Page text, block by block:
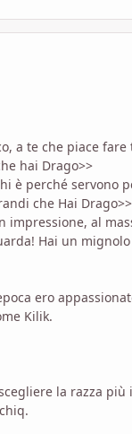
a te che piace
hai Drago>>
è perché servono
che Hai Drago>>
impressione, al
Hai un
ero
Kilik.
la razza